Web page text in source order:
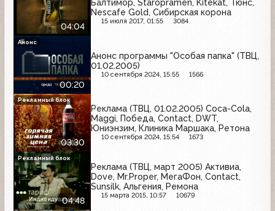
04:04
Балтимор, Staropramen, Kitekat, Тюнс,
Nescafe Gold, Сибирская корона
15 июля 2017, 01:55 3084
00:20
Анонс программы "Особая папка" (ТВЦ,
01.02.2005)
10 сентября 2024, 15:55 1566
Анонс
03:30
Реклама (ТВЦ, 01.02.2005) Coca-Cola,
Maggi, Победа, Contact, DWT,
Юниэнзим, Клиника Маршака, Ретона
10 сентября 2024, 15:54 1673
Рекламный блок
04:48
Реклама (ТВЦ, март 2005) Активиа,
Dove, Mr.Proper, МегаФон, Contact,
Sunsilk, Альгения, Ремона
15 марта 2015, 10:57 10679
Рекламный блок